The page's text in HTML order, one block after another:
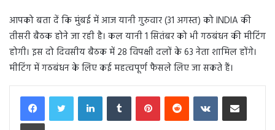
आपको बता दें कि मुंबई में आज यानी गुरुवार (31 अगस्त) को INDIA की
तीसरी बैठक होने जा रही है। कल यानी 1 सितंबर को भी गठबंधन की मीटिंग
होगी। इस दो दिवसीय बैठक में 28 विपक्षी दलों के 63 नेता शामिल होंगे।
मीटिंग में गठबंधन के लिए कई महत्वपूर्ण फैसले लिए जा सकते हैं।
LinkedInTumblr PinterestReddit VKontakteShare via Email
Print